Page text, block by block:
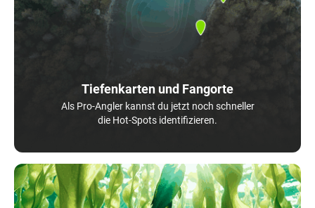
Tiefenkarten und Fangorte
Als Pro-Angler kannst du jetzt noch schneller
die Hot-Spots identifizieren.